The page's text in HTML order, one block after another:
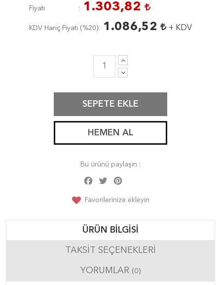
Fiyatı 1.303,82
KDV Hariç Fiyatı ( %20 ) 1.086,52 + KDV
SEPETE EKLE
HEMEN AL
Bu ürünü paylaşın :
Facebook
Twitter
Favorilerinize ekleyin
ÜRÜN BILGISI
TAKSIT SEÇENEKLERI
YORUMLAR (0)